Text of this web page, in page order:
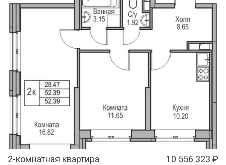
2-комнатная квартира 10 556 323 ₽